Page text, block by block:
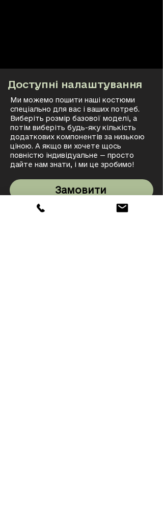
Доступні налаштування
Ми можемо пошити наші костюми
спеціально для вас і ваших потреб.
Виберіть розмір базової моделі, а
потім виберіть будь-яку кількість
додаткових компонентів за низькою
ціною. А якщо ви хочете щось
повністю індивідуальне — просто
дайте нам знати, і ми це зробимо!
Замовити